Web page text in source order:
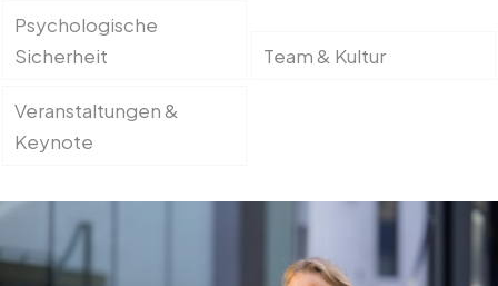
Psychologische
Sicherheit
Team & Kultur
Veranstaltungen &
Keynote